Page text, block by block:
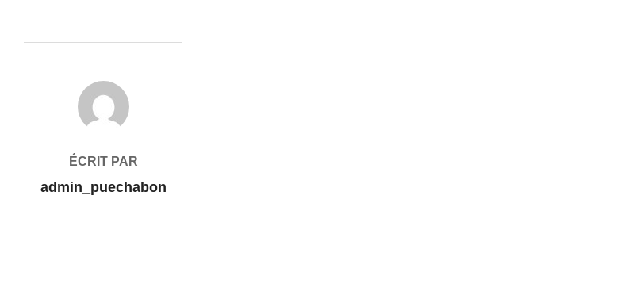
AUTEUR DE LA PUBLICATION
ÉCRIT PAR
admin_puechabon